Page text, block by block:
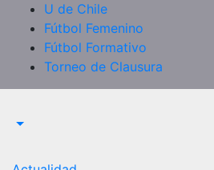
U de Chile
Fútbol Femenino
Fútbol Formativo
Torneo de Clausura